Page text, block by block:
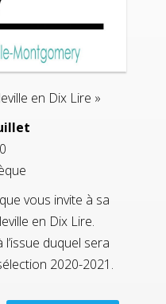
en Dix Lire »
vous invite à sa
en Dix Lire.
l’issue duquel sera
2020-2021.